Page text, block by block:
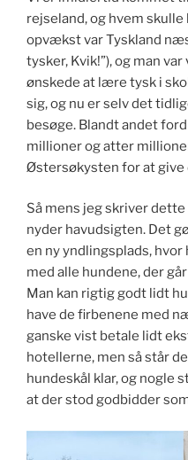
rejseland, og hvem
opvækst var Tyskland
tysker, Kvik!”), og man
ønskede at lære tysk i
sig, og nu er selv det
besøge. Blandt andet
millioner og atter
Østersøkysten for at give
Så mens jeg skriver
nyder havudsigten. Det
en ny yndlingsplads, hvor
med alle hundene, der
Man kan rigtig godt lidt
have de firbenene med
ganske vist betale lidt
hotellerne, men så står
hundeskål klar, og nogle
at der stod godbidder